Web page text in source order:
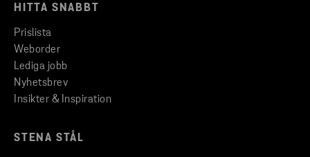
HITTA SNABBT
Prislista
Weborder
Lediga jobb
Nyhetsbrev
Insikter & Inspiration
STENA STÅL